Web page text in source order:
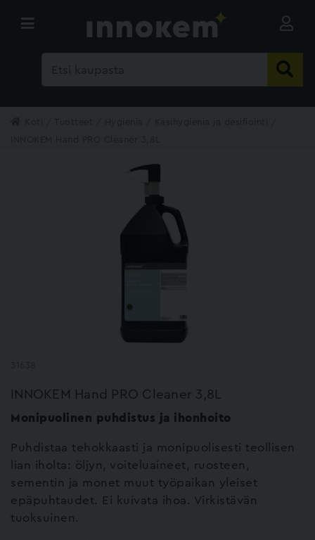
INNOKEM Hand PRO Cleaner 3,8L
Monipuolinen puhdistus ja ihonhoito
Puhdistaa tehokkaasti ja monipuolisesti teollisen
lian iholta: öljyn, voiteluaineet, ruosteen,
sementin ja monet muut työpaikan yleiset
epäpuhtaudet. Ei kuivata ihoa. Virkistävän
tuoksuinen.